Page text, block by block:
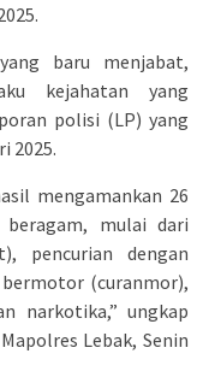
baru menjabat,
kejahatan yang
polisi (LP) yang
2025.
mengamankan 26
beragam, mulai dari
pencurian dengan
bermotor (curanmor),
narkotika,” ungkap
Lebak, Senin